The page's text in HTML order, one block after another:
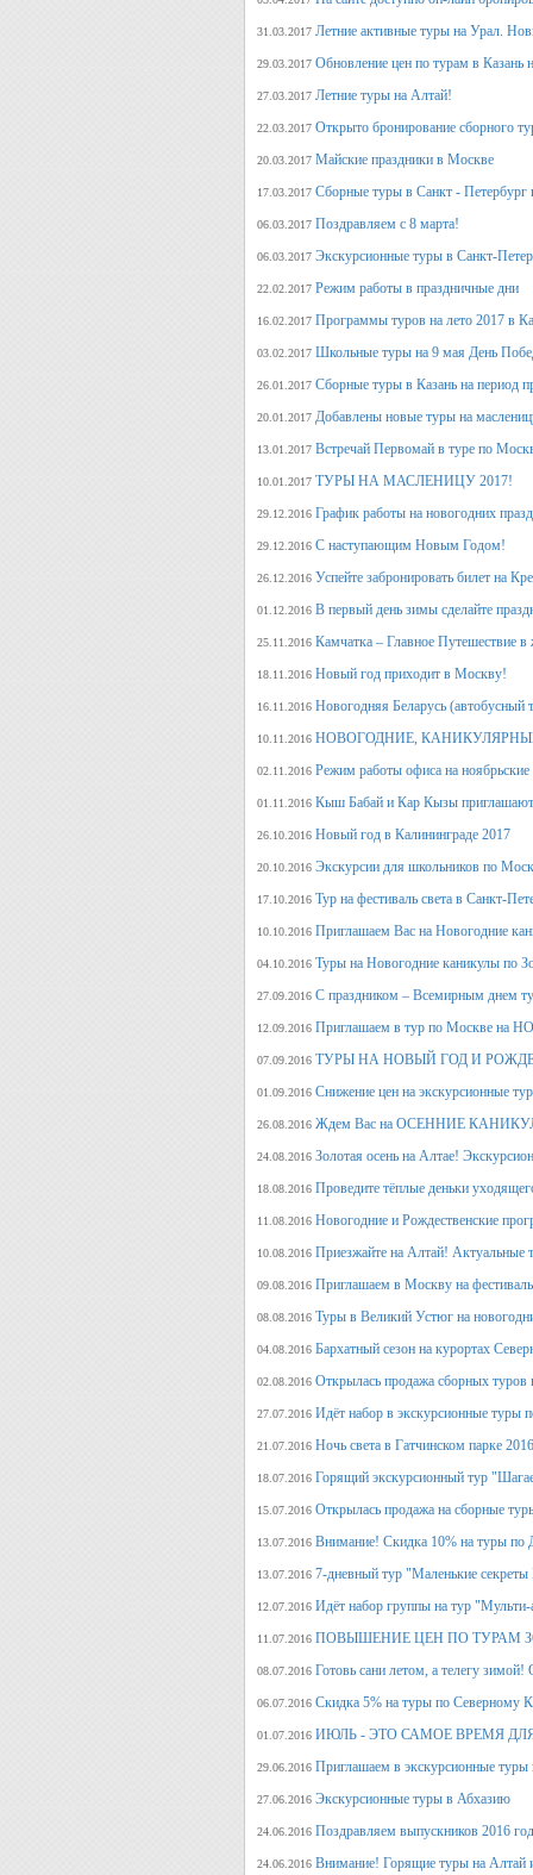
31.03.2017 Летние активные туры на Урал.
29.03.2017 Обновление цен по турам в Казань
27.03.2017 Летние туры на Алтай!
22.03.2017 Открыто бронирование сборного
20.03.2017 Майские праздники в Москве
17.03.2017 Сборные туры в Санкт - Петербург
06.03.2017 Поздравляем с 8 марта!
06.03.2017 Экскурсионные туры в Санкт-
22.02.2017 Режим работы в праздничные дни
16.02.2017 Программы туров на лето 2017 в
03.02.2017 Школьные туры на 9 мая День
26.01.2017 Сборные туры в Казань на период
20.01.2017 Добавлены новые туры на
13.01.2017 Встречай Первомай в туре по
10.01.2017 ТУРЫ НА МАСЛЕНИЦУ 2017!
29.12.2016 График работы на новогодних
29.12.2016 С наступающим Новым Годом!
26.12.2016 Успейте забронировать билет на
01.12.2016 В первый день зимы сделайте
25.11.2016 Камчатка – Главное Путешествие
18.11.2016 Новый год приходит в Москву!
16.11.2016 Новогодняя Беларусь
10.11.2016 НОВОГОДНИЕ,
02.11.2016 Режим работы офиса на ноябрьские
01.11.2016 Кыш Бабай и Кар Кызы
26.10.2016 Новый год в Калининграде 2017
20.10.2016 Экскурсии для школьников по
17.10.2016 Тур на фестиваль света в Санкт-
10.10.2016 Приглашаем Вас на Новогодние
04.10.2016 Туры на Новогодние каникулы по
27.09.2016 С праздником – Всемирным днем
12.09.2016 Приглашаем в тур по Москве на
07.09.2016 ТУРЫ НА НОВЫЙ ГОД И
01.09.2016 Снижение цен на экскурсионные
26.08.2016 Ждем Вас на ОСЕННИЕ
24.08.2016 Золотая осень на Алтае!
18.08.2016 Проведите тёплые деньки
11.08.2016 Новогодние и Рождественские
10.08.2016 Приезжайте на Алтай! Актуальные
09.08.2016 Приглашаем в Москву на
08.08.2016 Туры в Великий Устюг на
04.08.2016 Бархатный сезон на курортах
02.08.2016 Открылась продажа сборных туров
27.07.2016 Идёт набор в экскурсионные туры
21.07.2016 Ночь света в Гатчинском парке
18.07.2016 Горящий экскурсионный тур
15.07.2016 Открылась продажа на сборные
13.07.2016 Внимание! Скидка 10% на туры по
13.07.2016 7-дневный тур "Маленькие
12.07.2016 Идёт набор группы на тур
11.07.2016 ПОВЫШЕНИЕ ЦЕН ПО ТУРАМ
08.07.2016 Готовь сани летом, а
06.07.2016 Скидка 5% на туры по Северному
01.07.2016 ИЮЛЬ - ЭТО САМОЕ ВРЕМЯ
29.06.2016 Приглашаем в экскурсионные
27.06.2016 Экскурсионные туры в Абхазию
24.06.2016 Поздравляем выпускников
24.06.2016 Внимание! Горящие туры на Алтай